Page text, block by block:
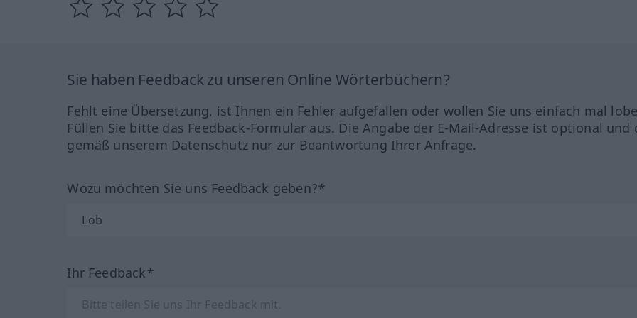
Sie haben Feedback zu unseren Online Wörterbüchern?
Fehlt eine Übersetzung, ist Ihnen ein Fehler aufgefallen oder wollen Sie uns einfach mal
Füllen Sie bitte das Feedback-Formular aus. Die Angabe der E-Mail-Adresse ist optional und
gemäß unserem Datenschutz nur zur Beantwortung Ihrer Anfrage.
Wozu möchten Sie uns Feedback geben?*
Ihr Feedback*